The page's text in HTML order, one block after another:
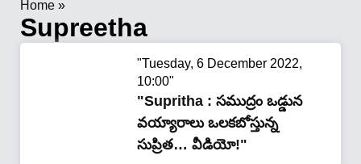
Home »
Supreetha
"Tuesday, 6 December 2022,
10:00"
"Supritha : సముద్రం ఒడ్డున
వయ్యారాలు ఒలకబోస్తున్న
సుప్రిత… వీడియో!"